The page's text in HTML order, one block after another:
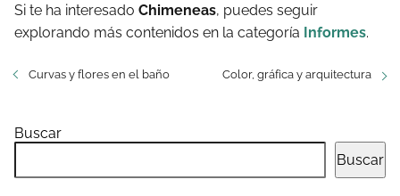
Si te ha interesado Chimeneas, puedes seguir
explorando más contenidos en la categoría Informes.
Curvas y flores en el baño Color, gráfica y arquitectura
Buscar
Buscar